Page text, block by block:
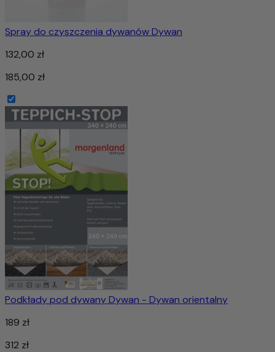
Spray do czyszczenia dywanów Dywan
132,00 zł
185,00 zł
Podkłady pod dywany Dywan - Dywan orientalny
189 zł
312 zł